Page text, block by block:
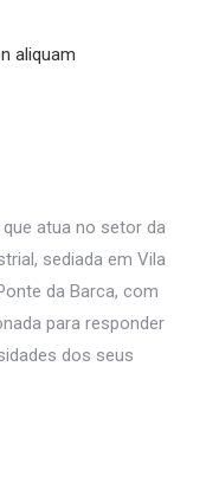
aliquam
atua no setor da
sediada em Vila
da Barca, com
para responder
dos seus